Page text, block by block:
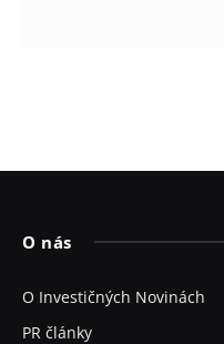
O nás
O Investičných Novinách
PR články